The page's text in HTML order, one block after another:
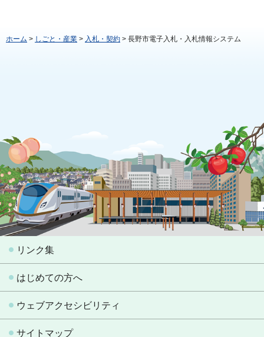
ホーム > しごと・産業 > 入札・契約 > 長野市電子入札・入札情報システム
リンク集
はじめての方へ
ウェブアクセシビリティ
サイトマップ